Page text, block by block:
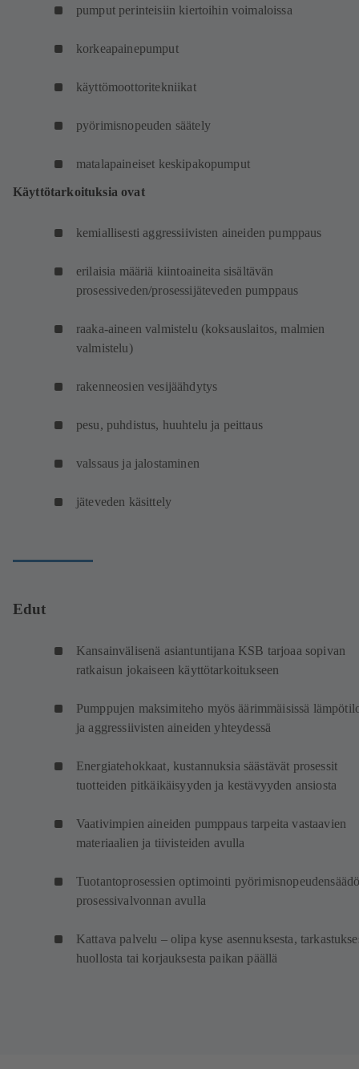
pumput perinteisiin kiertoihin voimaloissa
korkeapainepumput
käyttömoottoritekniikat
pyörimisnopeuden säätely
matalapaineiset keskipakopumput
Käyttötarkoituksia ovat
kemiallisesti aggressiivisten aineiden pumppaus
erilaisia määriä kiintoaineita sisältävän
prosessiveden/prosessijäteveden pumppaus
raaka-aineen valmistelu (koksauslaitos, malmien
valmistelu)
rakenneosien vesijäähdytys
pesu, puhdistus, huuhtelu ja peittaus
valssaus ja jalostaminen
jäteveden käsittely
Edut
Kansainvälisenä asiantuntijana KSB tarjoaa sopivan
ratkaisun jokaiseen käyttötarkoitukseen
Pumppujen maksimiteho myös äärimmäisissä
ja aggressiivisten aineiden yhteydessä
Energiatehokkaat, kustannuksia säästävät prosessit
tuotteiden pitkäikäisyyden ja kestävyyden ansiosta
Vaativimpien aineiden pumppaus tarpeita vastaavien
materiaalien ja tiivisteiden avulla
Tuotantoprosessien optimointi
prosessivalvonnan avulla
Kattava palvelu – olipa kyse asennuksesta,
huollosta tai korjauksesta paikan päällä